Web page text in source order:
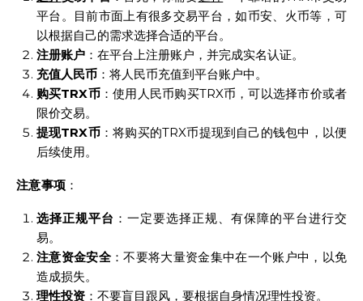
平台。目前市面上有很多交易平台，如币安、火币等，可
以根据自己的需求选择合适的平台。
注册账户 ：在平台上注册账户，并完成实名认证。
充值人民币 ：将人民币充值到平台账户中。
购买TRX币：使用人民币购买TRX币，可以选择市价或者
限价交易。
提现TRX币：将购买的TRX币提现到自己的钱包中，以便
后续使用。
注意事项 ：
选择正规平台 ：一定要选择正规、有保障的平台进行交
易。
注意资金安全：不要将大量资金集中在一个账户中，以免
造成损失。
理性投资 ：不要盲目跟风，要根据自身情况理性投资。